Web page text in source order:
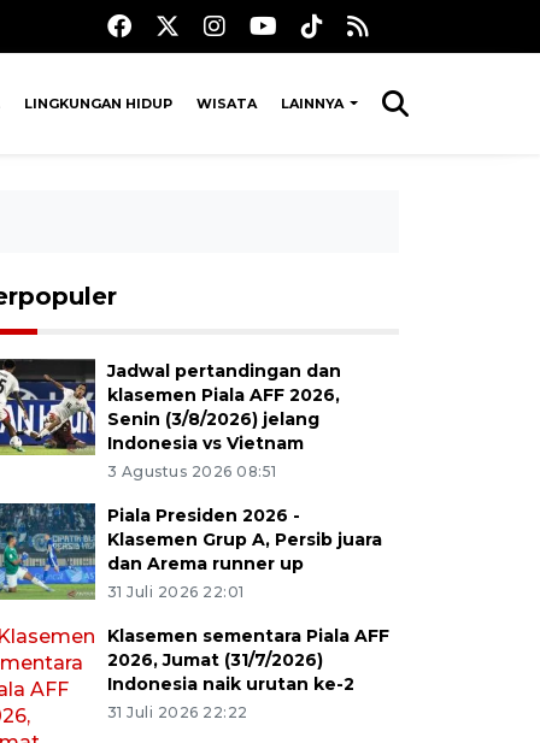
LINGKUNGAN HIDUP WISATA LAINNYA
Jadwal pertandingan dan
klasemen Piala AFF 2026,
Senin (3/8/2026) jelang
Indonesia vs Vietnam
3 Agustus 2026 08:51
Piala Presiden 2026 -
Klasemen Grup A, Persib juara
dan Arema runner up
31 Juli 2026 22:01
Klasemen sementara Piala AFF
2026, Jumat (31/7/2026)
Indonesia naik urutan ke-2
31 Juli 2026 22:22